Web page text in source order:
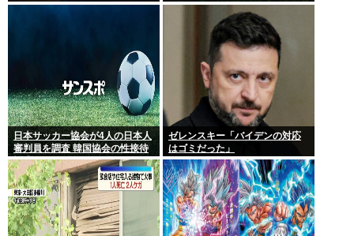
てる
日本サッカー協会が4人の日本人
審判員を調査 韓国協会の性接待
疑惑で
ゼレンスキー「バイデンの対応
はゴミだった」